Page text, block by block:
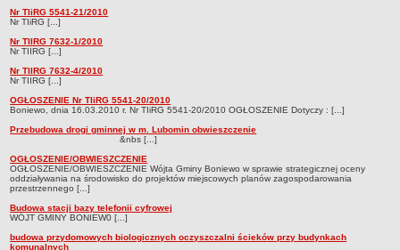
Plan postępowań o udzielenie zamówień w 2020 roku
Plan postępowań o udzielenie zamówień na 2019
Plan postępowań o udzielenie zamówień w 2017 roku
Dług publiczny, Pomoc publiczna
Realizacja inwestycji
przetargi
Konkursy
elektronizacja zamówień publicznych
zamówienia do 170 000 PLN
PRAWO LOKALNE
Nr TIiRG 5541-21/2010
Nr TIiRG [...]
Nr TIIRG 7632-1/2010
Nr TIIRG [...]
Nr TIIRG 7632-4/2010
Nr TIIRG [...]
OGŁOSZENIE Nr TIiRG 5541-20/2010
Boniewo, dnia 16.03.2010 r. Nr TIiRG 5541-20/2010 OGŁOSZENIE Dotyczy : [...]
Przebudowa drogi gminnej w m. Lubomin obwieszczenie
&nbs [...]
OGŁOSZENIE/OBWIESZCZENIE
OGŁOSZENIE/OBWIESZCZENIE Wójta Gminy Boniewo w sprawie strategicznej oceny
oddziaływania na środowisko do projektów miejscowych planów zagospodarowania
przestrzennego [...]
Budowa stacji bazy telefonii cyfrowej
WÓJT GMINY BONIEW0 [...]
budowa przydomowych biologicznych oczyszczalni ścieków przy budynkach
komunalnych